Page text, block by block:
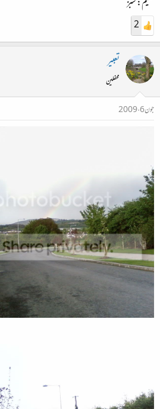
تھیم: سبز
2
تعبیر
محفلین
جون 6، 2009